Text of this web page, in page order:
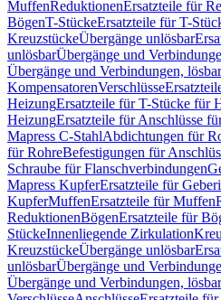
MuffenReduktionenErsatzteile für
BögenT-StückeErsatzteile für T-
KreuzstückeÜbergänge unlösbar
unlösbarÜbergänge und
Übergänge und Verbindungen, lösbar
KompensatorenVerschlüsse
HeizungErsatzteile für T-Stücke für
HeizungErsatzteile für Anschlüsse
Mapress C-StahlAbdichtungen für
für RohreBefestigungen für
Schraube für Flanschverbindungen
Mapress KupferErsatzteile für
KupferMuffenErsatzteile für Muffen
ReduktionenBögenErsatzteile für
StückeInnenliegende Zirkulation
KreuzstückeÜbergänge unlösbar
unlösbarÜbergänge und
Übergänge und Verbindungen, lösbar